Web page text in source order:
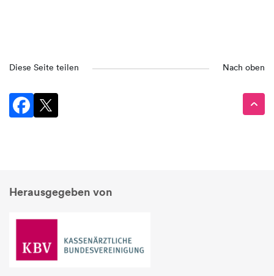
Diese Seite teilen Nach oben
Herausgegeben von